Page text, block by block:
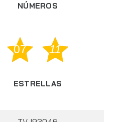
NÚMEROS
07 11
ESTRELLAS